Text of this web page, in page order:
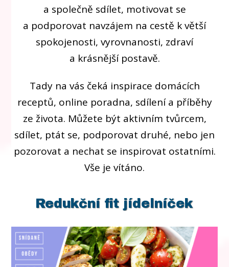
a společně sdílet, motivovat se
a podporovat navzájem na cestě k větší
spokojenosti, vyrovnanosti, zdraví
a krásnější postavě.
Tady na vás čeká inspirace domácích
receptů, online poradna, sdílení a příběhy
ze života. Můžete být aktivním tvůrcem,
sdílet, ptát se, podporovat druhé, nebo jen
pozorovat a nechat se inspirovat ostatními.
Vše je vítáno.
Redukční fit jídelníček